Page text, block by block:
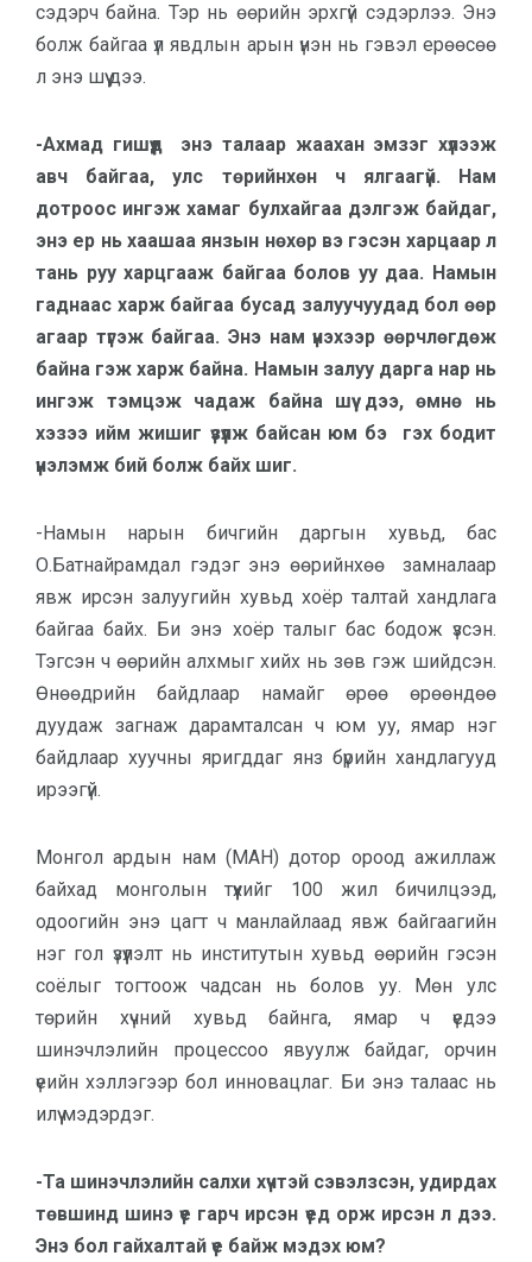
сэдэрч байна. Тэр нь өөрийн эрхгүй сэдэрлээ. Энэ
болж байгаа үл явдлын арын үнэн нь гэвэл ерөөсөө
л энэ шүү дээ.
-Ахмад гишүүд энэ талаар жаахан эмзэг хүлээж
авч байгаа, улс төрийнхөн ч ялгаагүй. Нам
дотроос ингэж хамаг булхайгаа дэлгэж байдаг,
энэ ер нь хаашаа янзын нөхөр вэ гэсэн харцаар л
тань руу харцгааж байгаа болов уу даа. Намын
гаднаас харж байгаа бусад залуучуудад бол өөр
агаар түгэж байгаа. Энэ нам үнэхээр өөрчлөгдөж
байна гэж харж байна. Намын залуу дарга нар нь
ингэж тэмцэж чадаж байна шүү дээ, өмнө нь
хэзээ ийм жишиг үзүүлж байсан юм бэ гэх бодит
үнэлэмж бий болж байх шиг.
-Намын нарын бичгийн даргын хувьд, бас
О.Батнайрамдал гэдэг энэ өөрийнхөө замналаар
явж ирсэн залуугийн хувьд хоёр талтай хандлага
байгаа байх. Би энэ хоёр талыг бас бодож үзсэн.
Тэгсэн ч өөрийн алхмыг хийх нь зөв гэж шийдсэн.
Өнөөдрийн байдлаар намайг өрөө өрөөндөө
дуудаж загнаж дарамталсан ч юм уу, ямар нэг
байдлаар хуучны яригддаг янз бүрийн хандлагууд
ирээгүй.
Монгол ардын нам (МАН) дотор ороод ажиллаж
байхад монголын түүхийг 100 жил бичилцээд,
одоогийн энэ цагт ч манлайлаад явж байгаагийн
нэг гол үзүүлэлт нь институтын хувьд өөрийн гэсэн
соёлыг тогтоож чадсан нь болов уу. Мөн улс
төрийн хүчний хувьд байнга, ямар ч үедээ
шинэчлэлийн процессоо явуулж байдаг, орчин
үеийн хэллэгээр бол инновацлаг. Би энэ талаас нь
илүү мэдэрдэг.
-Та шинэчлэлийн салхи хүчтэй сэвэлзсэн, удирдах
төвшинд шинэ үе гарч ирсэн үед орж ирсэн л дээ.
Энэ бол гайхалтай үе байж мэдэх юм?